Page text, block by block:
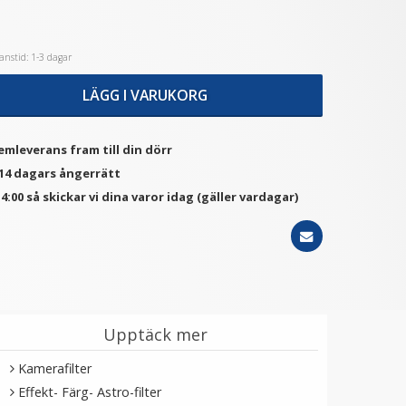
Concept Polariserande
film 200x300mm
★ ★★
LÄGG I VARUKORG
JJC Snap-on främre
objektivlock med snodd –
skyddar och förenklar
1-3 dagar
LÄGG I VARUKORG
fram till din dörr
dagars ångerrätt
så skickar vi dina varor idag (gäller vardagar)
Upptäck mer
Kamerafilter
Effekt- Färg- Astro-filter